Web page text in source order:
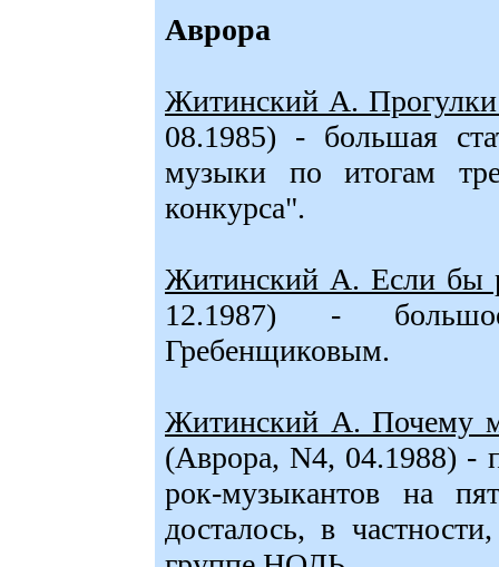
Аврора
Житинский А. Прогулки
08.1985) - большая
музыки по итогам
конкурса".
Житинский А. Если бы
12.1987) -
Гребенщиковым.
Житинский А. Почему
(Аврора, N4, 04.1988) -
рок-музыкантов на
досталось, в